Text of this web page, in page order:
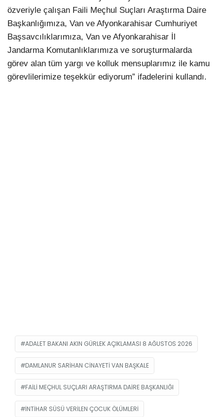
özveriyle çalışan Faili Meçhul Suçları Araştırma Daire
Başkanlığımıza, Van ve Afyonkarahisar Cumhuriyet
Başsavcılıklarımıza, Van ve Afyonkarahisar İl
Jandarma Komutanlıklarımıza ve soruşturmalarda
görev alan tüm yargı ve kolluk mensuplarımız ile kamu
görevlilerimize teşekkür ediyorum” ifadelerini kullandı.
ADALET BAKANI AKIN GÜRLEK AÇIKLAMASI 8 AĞUSTOS 2026
DAMLANUR SARIHAN CINAYETI VAN BAŞKALE
FAILI MEÇHUL SUÇLARI ARAŞTIRMA DAIRE BAŞKANLIĞI
INTIHAR SÜSÜ VERILEN ÇOCUK ÖLÜMLERI